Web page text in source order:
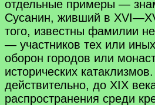
отдельные примеры —
Сусанин, живший в
того, известны фамилии
— участников тех или
оборон городов или
исторических
действительно, до XIX
распространения среди